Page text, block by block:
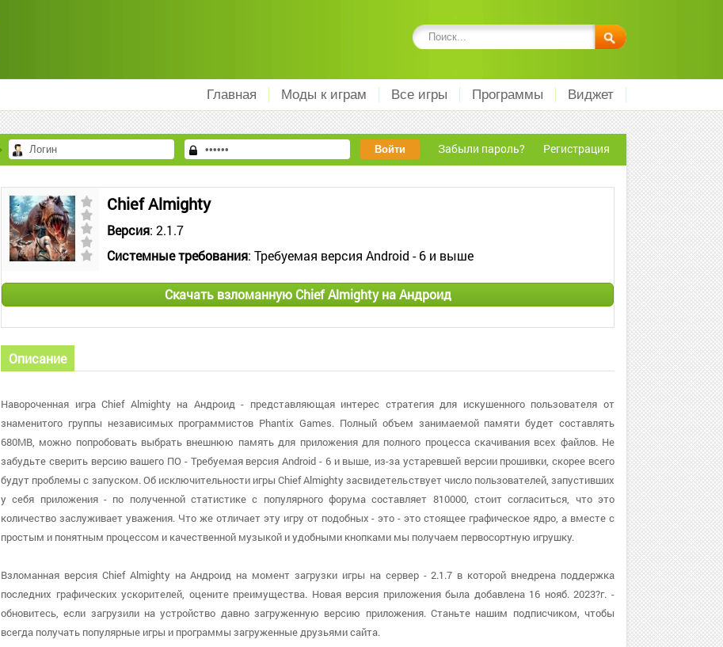
Главная Моды к играм Все игры Программы Виджет
Забыли пароль? Регистрация
Chief Almighty
Версия: 2.1.7
Системные требования: Требуемая версия Android - 6 и выше
Скачать взломанную Chief Almighty на Андроид
Описание
Навороченная игра Chief Almighty на Андроид - представляющая интерес стратегия для искушенного пользователя от
знаменитого группы независимых программистов Phantix Games. Полный объем занимаемой памяти будет составлять
680MB, можно попробовать выбрать внешнюю память для приложения для полного процесса скачивания всех файлов. Не
забудьте сверить версию вашего ПО - Требуемая версия Android - 6 и выше, из-за устаревшей версии прошивки, скорее всего
будут проблемы с запуском. Об исключительности игры Chief Almighty засвидетельствует число пользователей, запустивших
у себя приложения - по полученной статистике с популярного форума составляет 810000, стоит согласиться, что это
количество заслуживает уважения. Что же отличает эту игру от подобных - это - это стоящее графическое ядро, а вместе с
простым и понятным процессом и качественной музыкой и удобными кнопками мы получаем первосортную игрушку.
Взломанная версия Chief Almighty на Андроид на момент загрузки игры на сервер - 2.1.7 в которой внедрена поддержка
последних графических ускорителей, оцените преимущества. Новая версия приложения была добавлена 16 нояб. 2023?г. -
обновитесь, если загрузили на устройство давно загруженную версию приложения. Станьте нашим подписчиком, чтобы
всегда получать популярные игры и программы загруженные друзьями сайта.